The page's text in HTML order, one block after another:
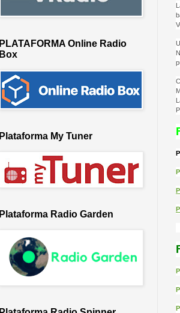
PLATAFORMA Online Radio
Box
Plataforma My Tuner
Plataforma Radio Garden